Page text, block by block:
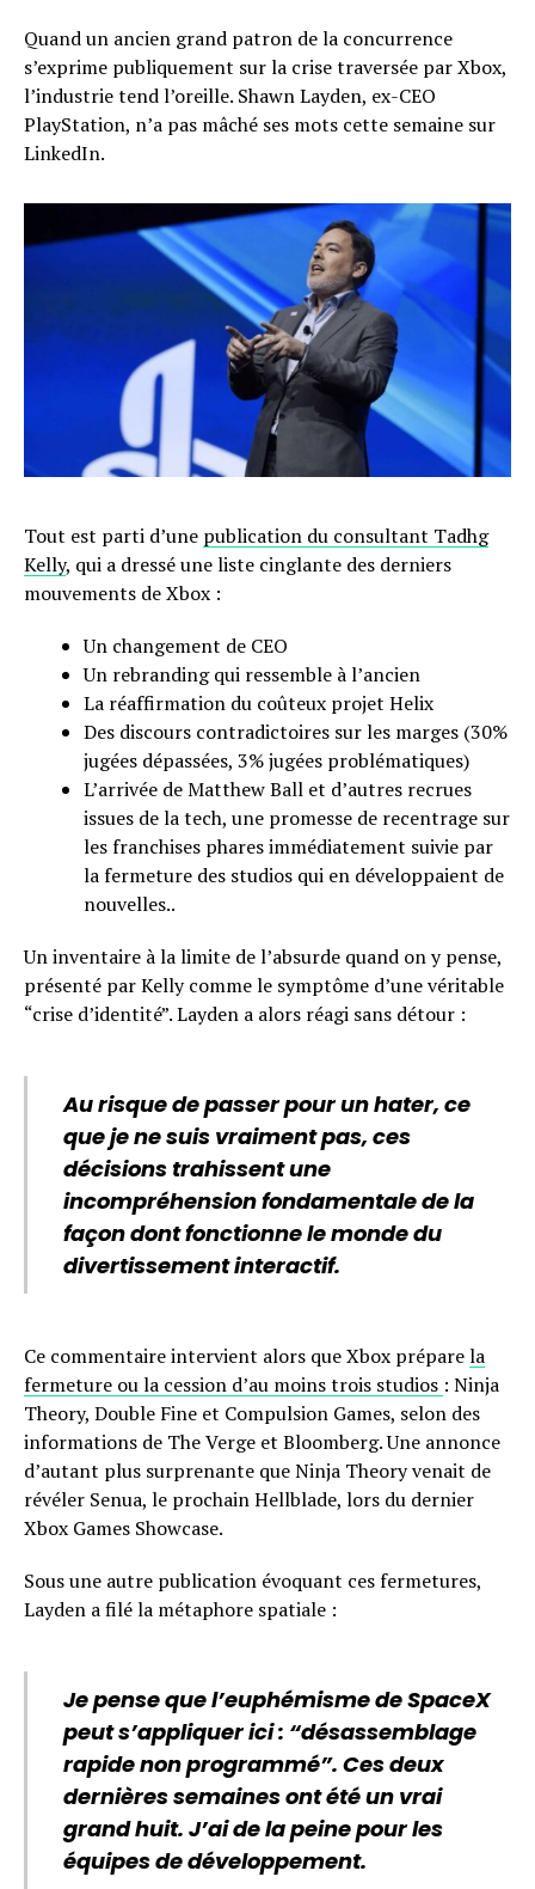
Quand un ancien grand patron de la concurrence
s’exprime publiquement sur la crise traversée par Xbox,
l’industrie tend l’oreille. Shawn Layden, ex-CEO
PlayStation, n’a pas mâché ses mots cette semaine sur
LinkedIn.
Tout est parti d’une publication du consultant Tadhg
Kelly, qui a dressé une liste cinglante des derniers
mouvements de Xbox :
Un changement de CEO
Un rebranding qui ressemble à l’ancien
La réaffirmation du coûteux projet Helix
Des discours contradictoires sur les marges (30%
jugées dépassées, 3% jugées problématiques)
L’arrivée de Matthew Ball et d’autres recrues
issues de la tech, une promesse de recentrage sur
les franchises phares immédiatement suivie par
la fermeture des studios qui en développaient de
nouvelles..
Un inventaire à la limite de l’absurde quand on y pense,
présenté par Kelly comme le symptôme d’une véritable
“crise d’identité”. Layden a alors réagi sans détour :
Au risque de passer pour un hater, ce
que je ne suis vraiment pas, ces
décisions trahissent une
incompréhension fondamentale de la
façon dont fonctionne le monde du
divertissement interactif.
Ce commentaire intervient alors que Xbox préparela
fermeture ou la cession d’au moins trois studios : Ninja
Theory, Double Fine et Compulsion Games, selon des
informations de The Verge et Bloomberg. Une annonce
d’autant plus surprenante que Ninja Theory venait de
révéler Senua, le prochain Hellblade, lors du dernier
Xbox Games Showcase.
Sous une autre publication évoquant ces fermetures,
Layden a filé la métaphore spatiale :
Je pense que l’euphémisme de SpaceX
peut s’appliquer ici : “désassemblage
rapide non programmé”. Ces deux
dernières semaines ont été un vrai
grand huit. J’ai de la peine pour les
équipes de développement.